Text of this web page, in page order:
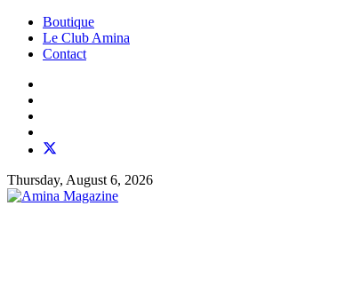
Boutique
Le Club Amina
Contact
Thursday, August 6, 2026